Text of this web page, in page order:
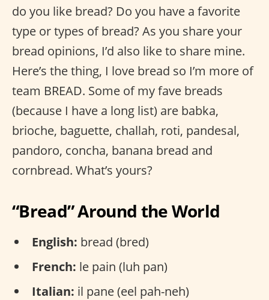
do you like bread? Do you have a favorite
type or types of bread? As you share your
bread opinions, I’d also like to share mine.
Here’s the thing, I love bread so I’m more of
team BREAD. Some of my fave breads
(because I have a long list) are babka,
brioche, baguette, challah, roti, pandesal,
pandoro, concha, banana bread and
cornbread. What’s yours?
“Bread” Around the World
English: bread (bred)
French: le pain (luh pan)
Italian: il pane (eel pah-neh)